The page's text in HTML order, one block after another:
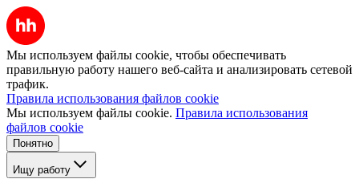
Мы используем файлы cookie, чтобы обеспечивать
правильную работу нашего веб-сайта и анализировать сетевой
трафик.
Правила использования файлов cookie
Мы используем файлы cookie. Правила использования
файлов cookie
Понятно
Ищу работу